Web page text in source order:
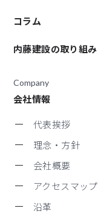
コラム
内藤建設の取り組み
Company
会社情報
代表挨拶
理念・方針
会社概要
アクセスマップ
沿革